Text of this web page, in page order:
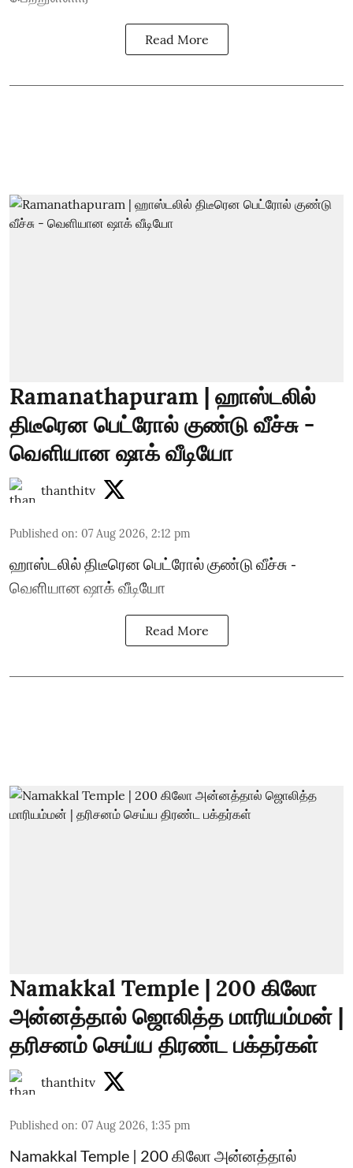
Read More
Ramanathapuram | ஹாஸ்டலில்
திடீரென பெட்ரோல் குண்டு வீச்சு -
வெளியான ஷாக் வீடியோ
thanthitv
Published on: 07 Aug 2026, 2:12 pm
ஹாஸ்டலில் திடீரென பெட்ரோல் குண்டு வீச்சு -
வெளியான ஷாக் வீடியோ
Read More
Namakkal Temple | 200 கிலோ
அன்னத்தால் ஜொலித்த மாரியம்மன் |
தரிசனம் செய்ய திரண்ட பக்தர்கள்
thanthitv
Published on: 07 Aug 2026, 1:35 pm
Namakkal Temple | 200 கிலோ அன்னத்தால்